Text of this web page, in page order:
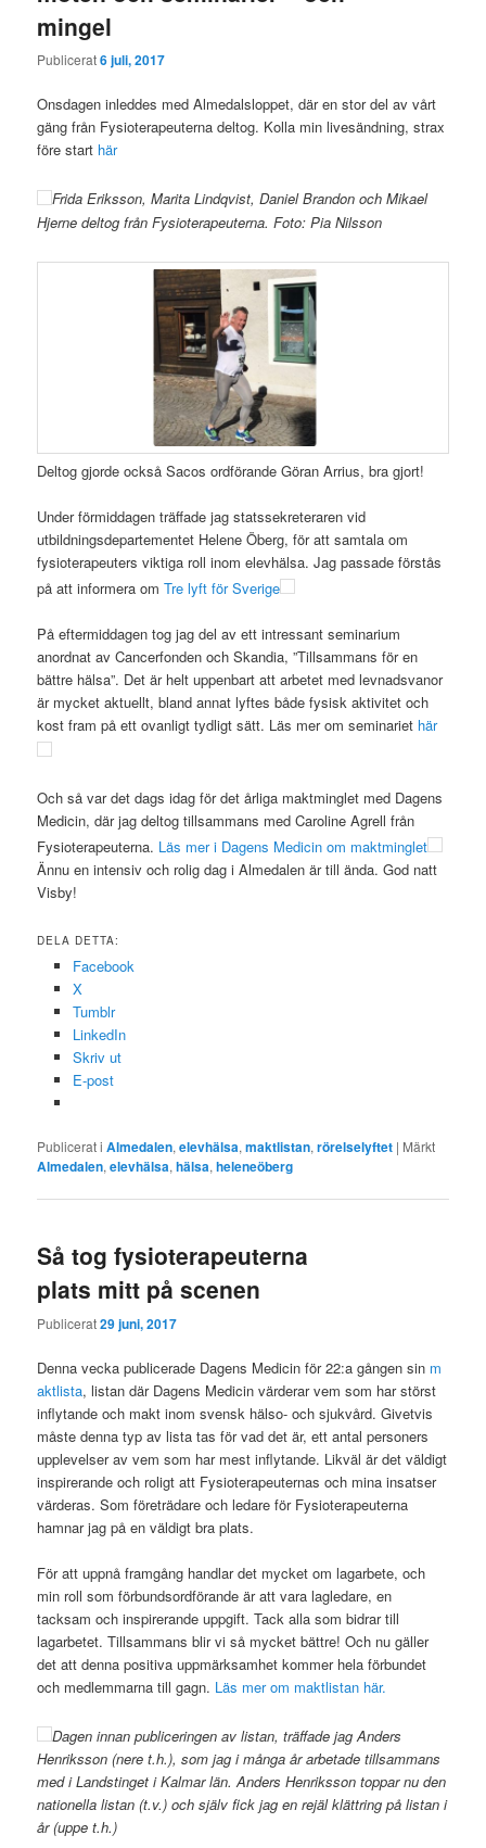
mingel
Publicerat6 juli, 2017
Onsdagen inleddes med Almedalsloppet, där en stor del av vårt
gäng från Fysioterapeuterna deltog. Kolla min livesändning, strax
före start här
Frida Eriksson, Marita Lindqvist, Daniel Brandon och Mikael
Hjerne deltog från Fysioterapeuterna. Foto: Pia Nilsson
Deltog gjorde också Sacos ordförande Göran Arrius, bra gjort!
Under förmiddagen träffade jag statssekreteraren vid
utbildningsdepartementet Helene Öberg, för att samtala om
fysioterapeuters viktiga roll inom elevhälsa. Jag passade förstås
på att informera omTre lyft för Sverige
På eftermiddagen tog jag del av ett intressant seminarium
anordnat av Cancerfonden och Skandia, ”Tillsammans för en
bättre hälsa”. Det är helt uppenbart att arbetet med levnadsvanor
är mycket aktuellt, bland annat lyftes både fysisk aktivitet och
kost fram på ett ovanligt tydligt sätt. Läs mer om seminariet här
Och så var det dags idag för det årliga maktminglet med Dagens
Medicin, där jag deltog tillsammans med Caroline Agrell från
Fysioterapeuterna. Läs mer i Dagens Medicin om maktminglet
Ännu en intensiv och rolig dag i Almedalen är till ända. God natt
Visby!
DELA DETTA:
Facebook
X
Tumblr
LinkedIn
Skriv ut
E-post
Publicerat i Almedalen,elevhälsa,maktlistan,rörelselyftet | Märkt
Almedalen,elevhälsa,hälsa,heleneöberg
Så tog fysioterapeuterna
plats mitt på scenen
Publicerat29 juni, 2017
Denna vecka publicerade Dagens Medicin för 22:a gången sin m
aktlista, listan där Dagens Medicin värderar vem som har störst
inflytande och makt inom svensk hälso- och sjukvård. Givetvis
måste denna typ av lista tas för vad det är, ett antal personers
upplevelser av vem som har mest inflytande. Likväl är det väldigt
inspirerande och roligt att Fysioterapeuternas och mina insatser
värderas. Som företrädare och ledare för Fysioterapeuterna
hamnar jag på en väldigt bra plats.
För att uppnå framgång handlar det mycket om lagarbete, och
min roll som förbundsordförande är att vara lagledare, en
tacksam och inspirerande uppgift. Tack alla som bidrar till
lagarbetet. Tillsammans blir vi så mycket bättre! Och nu gäller
det att denna positiva uppmärksamhet kommer hela förbundet
och medlemmarna till gagn. Läs mer om maktlistan här.
Dagen innan publiceringen av listan, träffade jag Anders
Henriksson (nere t.h.), som jag i många år arbetade tillsammans
med i Landstinget i Kalmar län. Anders Henriksson toppar nu den
nationella listan (t.v.) och själv fick jag en rejäl klättring på listan i
år (uppe t.h.)